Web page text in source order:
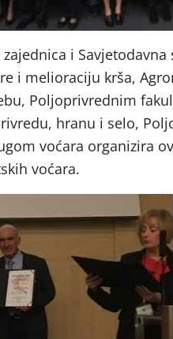
zajednica i
i melioraciju krša,
Poljoprivrednim
hranu i selo,
voćara organizira
voćara.